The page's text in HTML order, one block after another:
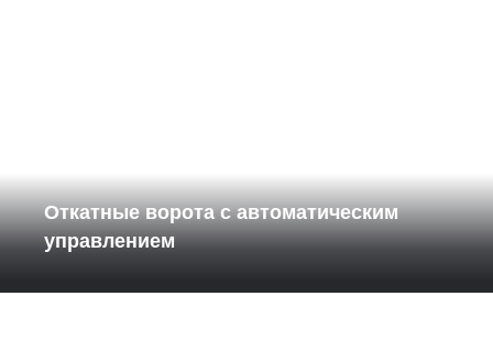
Откатные ворота с автоматическим
управлением